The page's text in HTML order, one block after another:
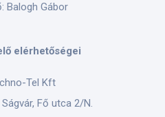
Balogh Gábor
elérhetőségei
Tel Kft
Fő utca 2/N.